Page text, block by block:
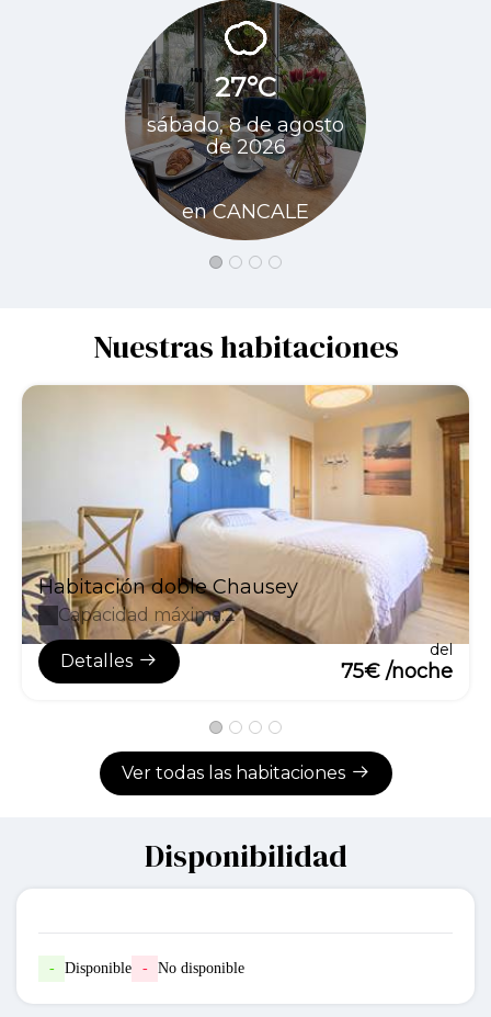
27°C
sábado, 8 de agosto
de 2026
en CANCALE
Nuestras habitaciones
Habitación doble Chausey
Capacidad máxima:2
Detalles
del
75€ /noche
Ver todas las habitaciones
Disponibilidad
- Disponible - No disponible